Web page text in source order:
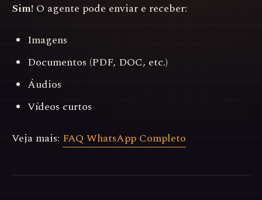
Sim! O agente pode enviar e receber:
Imagens
Documentos (PDF, DOC, etc.)
Áudios
Vídeos curtos
Veja mais: FAQ WhatsApp Completo